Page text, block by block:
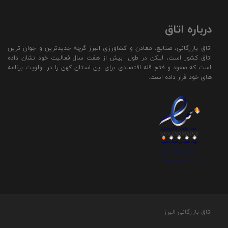
درباره اتاق
اتاق بازرگانی، صنایع، معادن و کشاورزی البرز گرچه جدیدترین و جوان ترین
اتاق کشور است، لیکن در طول بیش از هفت سال فعالیت خود نشان داده
است که صعود و فتح قله اقتصادی برای این استان کهن را در اولویت برنامه
های خود قرار داده است.
اتاق بازرگانی البرز